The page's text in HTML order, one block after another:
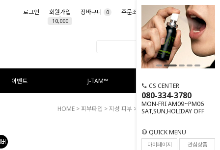
로그인 회원가입
10,000
장바구니 0 주문조회 마이페이지
이벤트 J-TAM™
CS CENTER
080-334-3780
MON-FRI AM09~PM06
SAT,SUN,HOLIDAY OFF
QUICK MENU
마이페이지
관심상품
HOME >피부타입 >지성 피부 > 스킨 포어 프라이머
197